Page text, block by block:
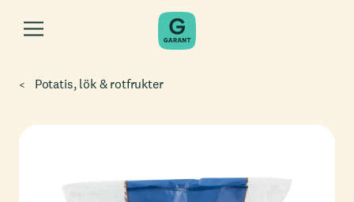
Potatis, lök & rotfrukter